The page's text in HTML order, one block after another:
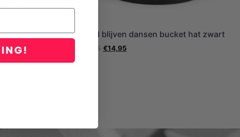
hat
Altijd blijven dansen bucket hat zwart
17,95 €14,95